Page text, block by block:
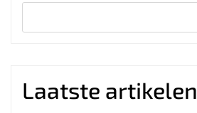
Laatste artikelen